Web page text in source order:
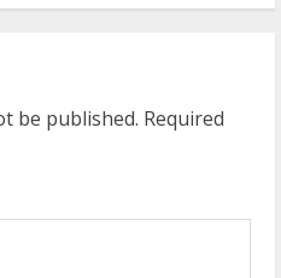
be published. Required